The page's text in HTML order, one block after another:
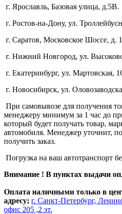
г. Ярославль, Базовая улица, д.5В.
г. Ростов-на-Дону, ул.
г. Саратов, Московское Шоссе, д.
г. Нижний Новгород, ул.
г. Екатеринбург, ул. Мартовская,
г. Новосибирск, ул.
При самовывозе для получения
менеджеру минимум за 1 час до
который будет получать товар,
автомобиля. Менеджер уточнит,
получить заказ.
Погрузка на ваш автотранспорт
Внимание ! В пунктах выдачи
Оплата наличными только в
адресу; г. Санкт-Петербург,
офис 205 ,2 эт.